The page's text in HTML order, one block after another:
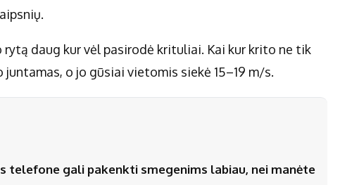
daug kur vėl pasirodė krituliai. Kai kur krito ne tik
o jo gūsiai vietomis siekė 15–19 m/s.
telefone gali pakenkti smegenims labiau, nei manėte